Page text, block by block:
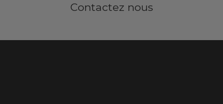
Contactez nous